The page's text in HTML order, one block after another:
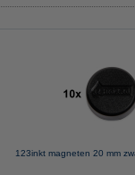
123inkt magneten 20 mm